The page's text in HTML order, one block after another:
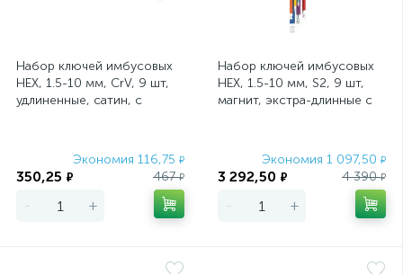
Набор ключей имбусовых
HEX, 1.5-10 мм, CrV, 9 шт,
удлиненные, сатин, с
Экономия 116,75 ₽
350,25 ₽ 467₽
- +
Набор ключей имбусовых
HEX, 1.5-10 мм, S2, 9 шт,
магнит, экстра-длинные с
Экономия 1 097,50 ₽
3 292,50 ₽ 4 390₽
- +